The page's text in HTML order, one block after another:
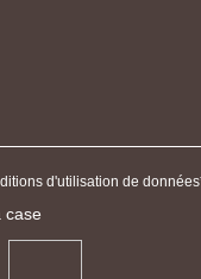
d'utilisation de données
case